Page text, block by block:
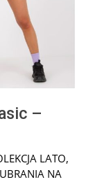
–
LATO,
UBRANIA NA